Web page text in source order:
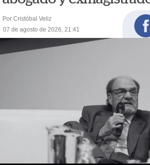
Por Cristóbal Veliz
07 de agosto de 2026, 21:41